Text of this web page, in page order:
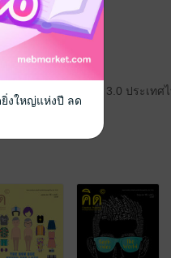
นุญาตแบบเดียวกัน 3.0 ประเทศ
ยิ่งใหญ่แห่งปี ลด